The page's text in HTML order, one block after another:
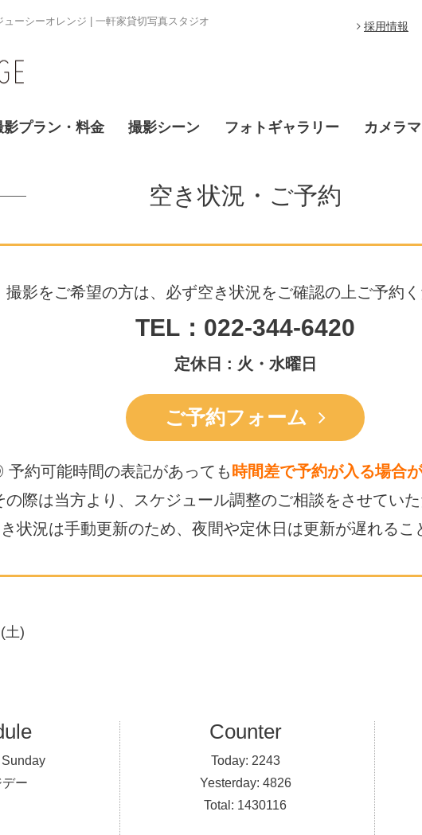
ーシーオレンジ | 一軒家貸切写真スタジオ 採用情報
影プラン・料金 撮影シーン フォトギャラリー カメラ
空き状況・ご予約
撮影をご希望の方は、必ず空き状況をご確認の上ご予約く
TEL：022-344-6420
定休日 : 火・水曜日
ご予約フォーム
約可能時間の表記があっても 時間差で予約が入る場合が
の際は当方より、スケジュール調整のご相談をさせていた
状況は手動更新のため、 夜間や定休日は更新が遅れるこ
土)
ー
Counter
Today: 2243
Yesterday: 4826
Total: 1430116